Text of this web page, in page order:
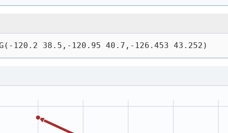
120.2 38.5,-120.95 40.7,-126.453 43.252)